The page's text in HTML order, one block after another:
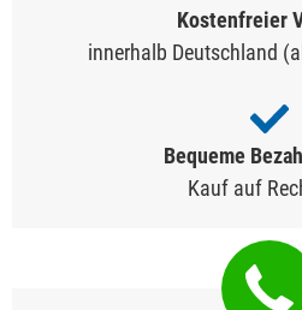
Kostenfreier
innerhalb Deutschland
Bequeme
Kauf auf